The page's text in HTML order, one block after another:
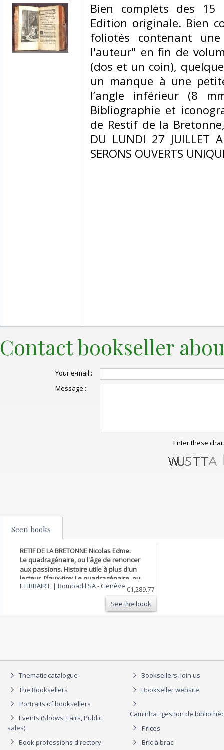
‎Bien complets des 15
Edition originale. Bien
foliotés contenant
l'auteur" en fin de
(dos et un coin),
un manque à une
l’angle inférieur (8
Bibliographie et
de Restif de la Bretonne,
DU LUNDI 27 JUILLET
SERONS OUVERTS
Contact bookseller
Your e-mail :
Message :
Enter these
Seen books
RETIF DE LA BRETONNE Nicolas Edme:
Le quadragénaire, ou l'âge de renoncer
aux passions. Histoire utile à plus d'un
lecteur. [faux-tire: Le quadragénaire, ou
l'homme de XL ans].
ILLIBRAIRIE | Bombadil SA- Genève €1,289.77
See the book
Thematic catalogue
The Booksellers
Portraits of booksellers
Events (Shows, Fairs, Public
sales)
Book professions directory
Booksellers, join us
Bookseller website
Caminha : gestion de
Prices
Bric à brac